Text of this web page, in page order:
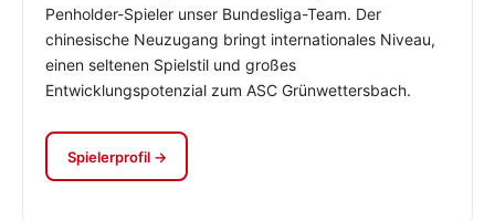
Penholder-Spieler unser Bundesliga-Team. Der
chinesische Neuzugang bringt internationales Niveau,
einen seltenen Spielstil und großes
Entwicklungspotenzial zum ASC Grünwettersbach.
Spielerprofil →